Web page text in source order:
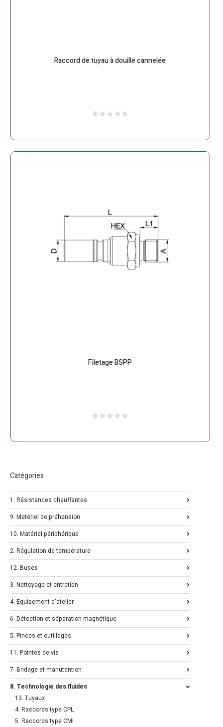
Raccord de tuyau à douille cannelée
Filetage BSPP
Catégories
1. Résistances chauffantes
9. Matériel de préhension
10. Matériel périphérique
2. Régulation de température
12. Buses
3. Nettoyage et entretien
4. Equipement d'atelier
6. Détection et séparation magnétique
5. Pinces et outillages
11. Pointes de vis
7. Bridage et manutention
8. Technologie des fluides
13. Tuyaux
4. Raccords type CPL
5. Raccords type CMI